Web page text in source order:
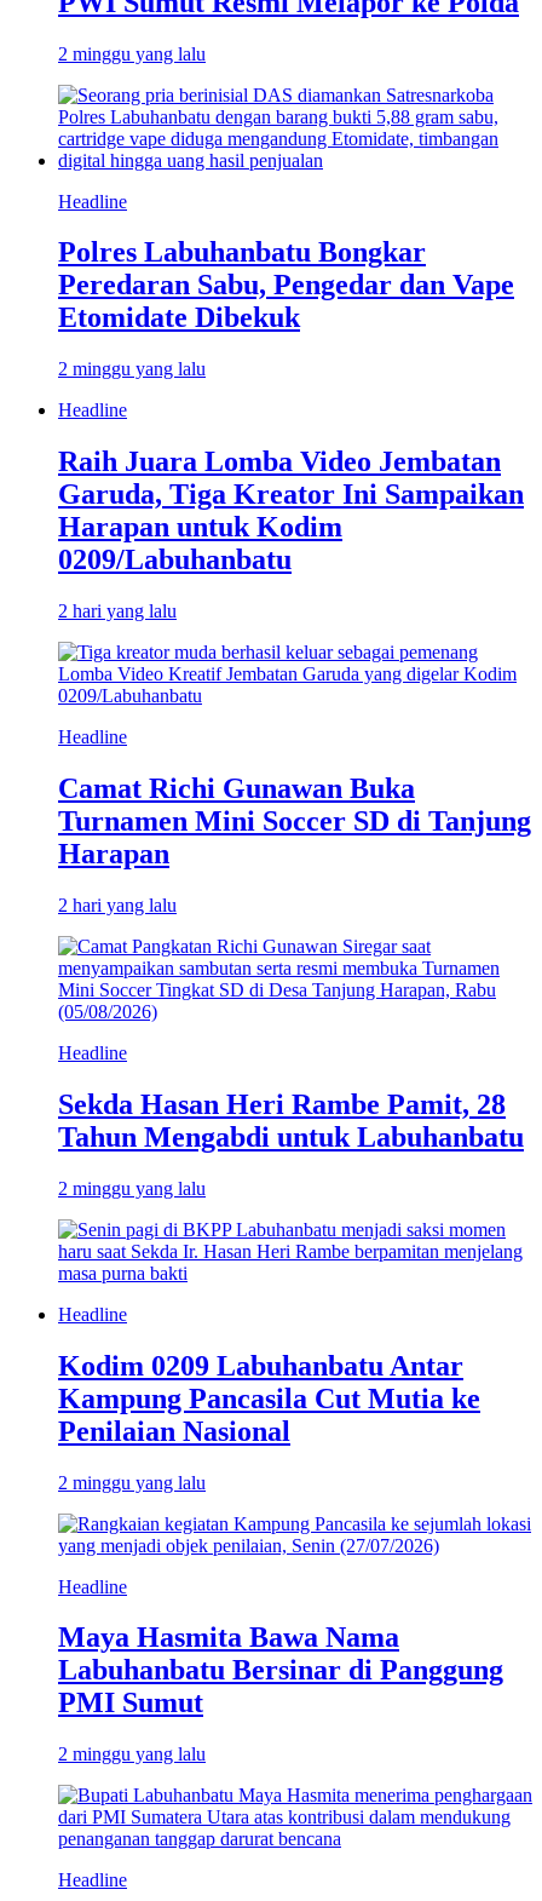
2 minggu yang lalu
Headline
Polres Labuhanbatu Bongkar
Peredaran Sabu, Pengedar dan Vape
Etomidate Dibekuk
2 minggu yang lalu
Headline
Raih Juara Lomba Video Jembatan
Garuda, Tiga Kreator Ini Sampaikan
Harapan untuk Kodim
0209/Labuhanbatu
2 hari yang lalu
Headline
Camat Richi Gunawan Buka
Turnamen Mini Soccer SD di Tanjung
Harapan
2 hari yang lalu
Headline
Sekda Hasan Heri Rambe Pamit, 28
Tahun Mengabdi untuk Labuhanbatu
2 minggu yang lalu
Headline
Kodim 0209 Labuhanbatu Antar
Kampung Pancasila Cut Mutia ke
Penilaian Nasional
2 minggu yang lalu
Headline
Maya Hasmita Bawa Nama
Labuhanbatu Bersinar di Panggung
PMI Sumut
2 minggu yang lalu
Headline